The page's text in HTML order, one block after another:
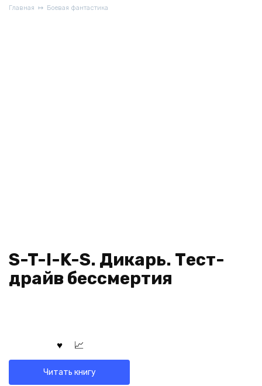
Главная Боевая фантастика
S-T-I-K-S. Дикарь. Тест-
драйв бессмертия
Читать книгу